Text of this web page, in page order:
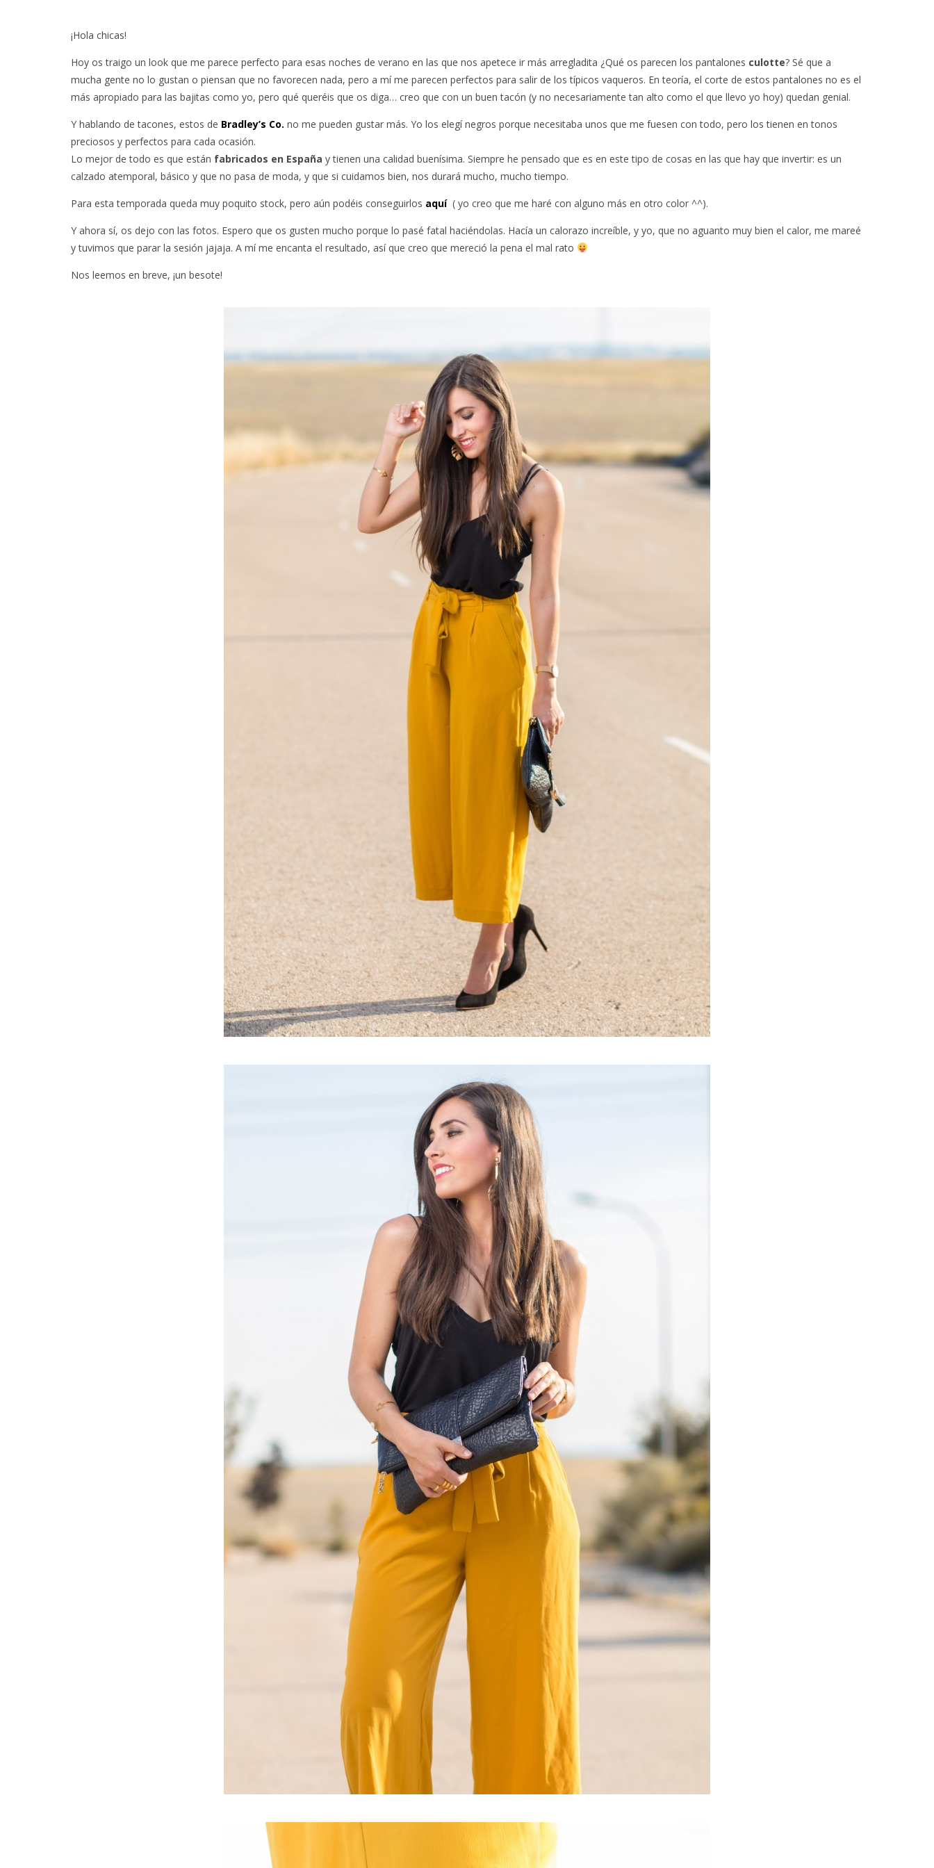
¡Hola chicas!
Hoy os traigo un look que me parece perfecto para esas noches de verano en las que nos apetece ir más arregladita ¿Qué os parecen los pantalones culotte? Sé que a
mucha gente no lo gustan o piensan que no favorecen nada, pero a mí me parecen perfectos para salir de los típicos vaqueros. En teoría, el corte de estos pantalones no es el
más apropiado para las bajitas como yo, pero qué queréis que os diga… creo que con un buen tacón (y no necesariamente tan alto como el que llevo yo hoy) quedan genial.
Y hablando de tacones, estos de Bradley’s Co. no me pueden gustar más. Yo los elegí negros porque necesitaba unos que me fuesen con todo, pero los tienen en tonos
preciosos y perfectos para cada ocasión.
Lo mejor de todo es que están fabricados en España y tienen una calidad buenísima. Siempre he pensado que es en este tipo de cosas en las que hay que invertir: es un
calzado atemporal, básico y que no pasa de moda, y que si cuidamos bien, nos durará mucho, mucho tiempo.
Para esta temporada queda muy poquito stock, pero aún podéis conseguirlos aquí ( yo creo que me haré con alguno más en otro color ^^).
Y ahora sí, os dejo con las fotos. Espero que os gusten mucho porque lo pasé fatal haciéndolas. Hacía un calorazo increíble, y yo, que no aguanto muy bien el calor, me mareé
y tuvimos que parar la sesión jajaja. A mí me encanta el resultado, así que creo que mereció la pena el mal rato
Nos leemos en breve, ¡un besote!